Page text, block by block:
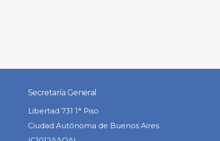
Secretaría General
Libertad 731 1° Piso
Ciudad Autónoma de Buenos Aires